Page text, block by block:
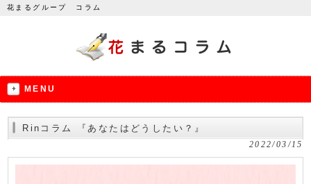
花まるグループ コラム
MENU
Rinコラム 『あなたはどうしたい？』
2022/03/15